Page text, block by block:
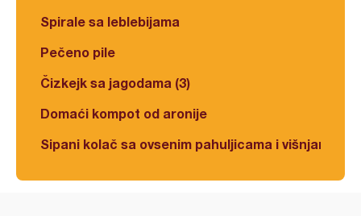
Spirale sa leblebijama
Pečeno pile
Čizkejk sa jagodama (3)
Domaći kompot od aronije
Sipani kolač sa ovsenim pahuljicama i višnjama